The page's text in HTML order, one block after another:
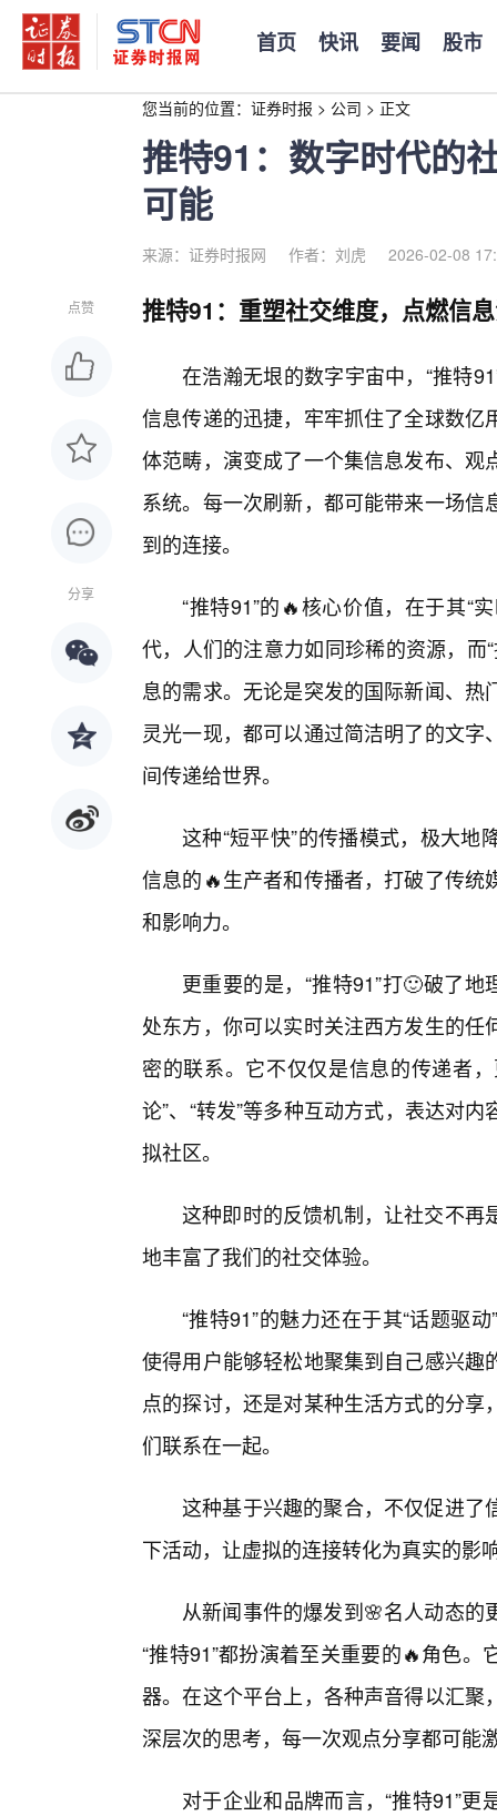
首页 快讯 要闻 股市
您当前的位置： 证券时报 > 公司 > 正文
推特91：数字时代的
可能
来源：证券时报网 作者：刘虎 2026-02-08
点赞
分享
推特91：重塑社交维度，点燃信
在浩瀚无垠的数字宇宙中，“推特
信息传递的迅捷，牢牢抓住了全球数
体范畴，演变成了一个集信息发布、
系统。每一次刷新，都可能带来一场
到的连接。
“推特91”的🔥核心价值，在于其“
代，人们的注意力如同珍稀的资源，而
息的需求。无论是突发的国际新闻、
灵光一现，都可以通过简洁明了的文
间传递给世界。
这种“短平快”的传播模式，极大
信息的🔥生产者和传播者，打破了传
和影响力。
更重要的是，“推特91”打🙂破了
处东方，你可以实时关注西方发生的
密的联系。它不仅仅是信息的传递者
论”、“转发”等多种互动方式，表达对
拟社区。
这种即时的反馈机制，让社交不再
地丰富了我们的社交体验。
“推特91”的魅力还在于其“话题驱
使得用户能够轻松地聚集到自己感兴
点的探讨，还是对某种生活方式的分
们联系在一起。
这种基于兴趣的聚合，不仅促进了
下活动，让虚拟的连接转化为真实的影
从新闻事件的爆发到🌸名人动态
“推特91”都扮演着至关重要的🔥角色
器。在这个平台上，各种声音得以汇
深层次的思考，每一次观点分享都可能
对于企业和品牌而言，“推特91”